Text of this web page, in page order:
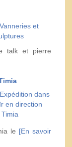
talk et pierre
le [En savoir